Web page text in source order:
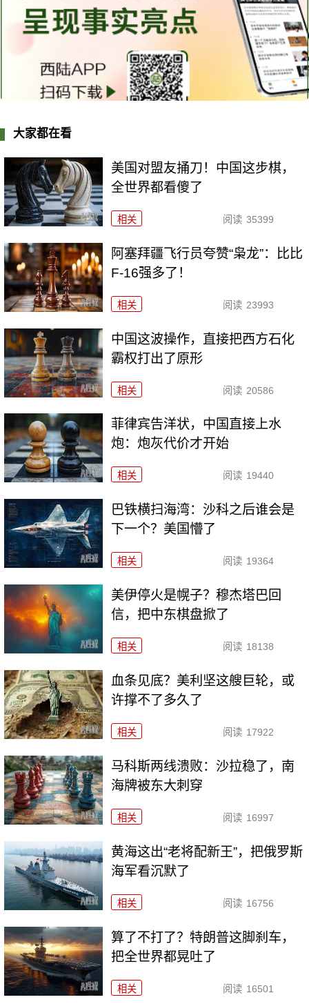
大家都在看
美国对盟友捅刀！中国这步棋，
全世界都看傻了
相关 阅读 35399
阿塞拜疆飞行员夸赞“枭龙”：比比
F-16强多了！
相关 阅读 23993
中国这波操作，直接把西方石化
霸权打出了原形
相关 阅读 20586
菲律宾告洋状，中国直接上水
炮：炮灰代价才开始
相关 阅读 19440
巴铁横扫海湾：沙科之后谁会是
下一个？美国懵了
相关 阅读 19364
美伊停火是幌子？穆杰塔巴回
信，把中东棋盘掀了
相关 阅读 18138
血条见底？美利坚这艘巨轮，或
许撑不了多久了
相关 阅读 17922
马科斯两线溃败：沙拉稳了，南
海牌被东大刺穿
相关 阅读 16997
黄海这出“老将配新王”，把俄罗斯
海军看沉默了
相关 阅读 16756
算了不打了？特朗普这脚刹车，
把全世界都晃吐了
相关 阅读 16501